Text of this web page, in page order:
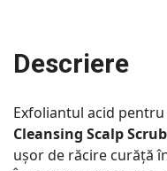
Descriere
Exfoliantul acid pentru
Cleansing Scalp Scrub
ușor de răcire curăță